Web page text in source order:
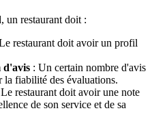
un restaurant doit :
restaurant doit avoir un profil
d'avis : Un certain nombre d'avis
la fiabilité des évaluations.
restaurant doit avoir une note
de son service et de sa